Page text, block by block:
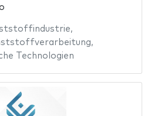
,
,
Technologien